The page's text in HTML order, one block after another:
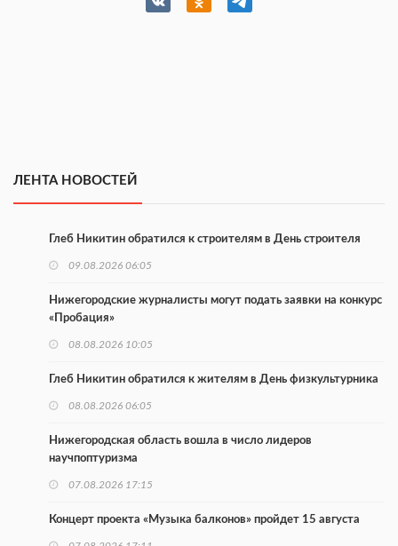
ЛЕНТА НОВОСТЕЙ
Глеб Никитин обратился к строителям в День строителя
09.08.2026 06:05
Нижегородские журналисты могут подать заявки на конкурс
«Пробация»
08.08.2026 10:05
Глеб Никитин обратился к жителям в День физкультурника
08.08.2026 06:05
Нижегородская область вошла в число лидеров
научпоптуризма
07.08.2026 17:15
Концерт проекта «Музыка балконов» пройдет 15 августа